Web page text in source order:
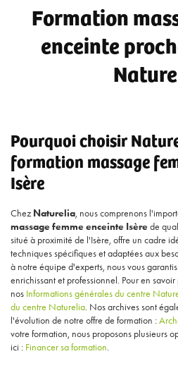
Formation
enceinte
Pourquoi choisir
formation massage
Isère
ChezNaturelia, nous comprenons
massage femme enceinte Isèrede
situé à proximité de l'Isère, offre un cadre
techniques spécifiques et adaptées aux
à notre équipe d'experts, nous vous
enrichissant et professionnel. Pour en
nos Informations générales du centre
du centre Naturelia. Nos archives sont
l'évolution de notre offre de formation :
votre formation, nous proposons plusieurs
ici : Financer sa formation.